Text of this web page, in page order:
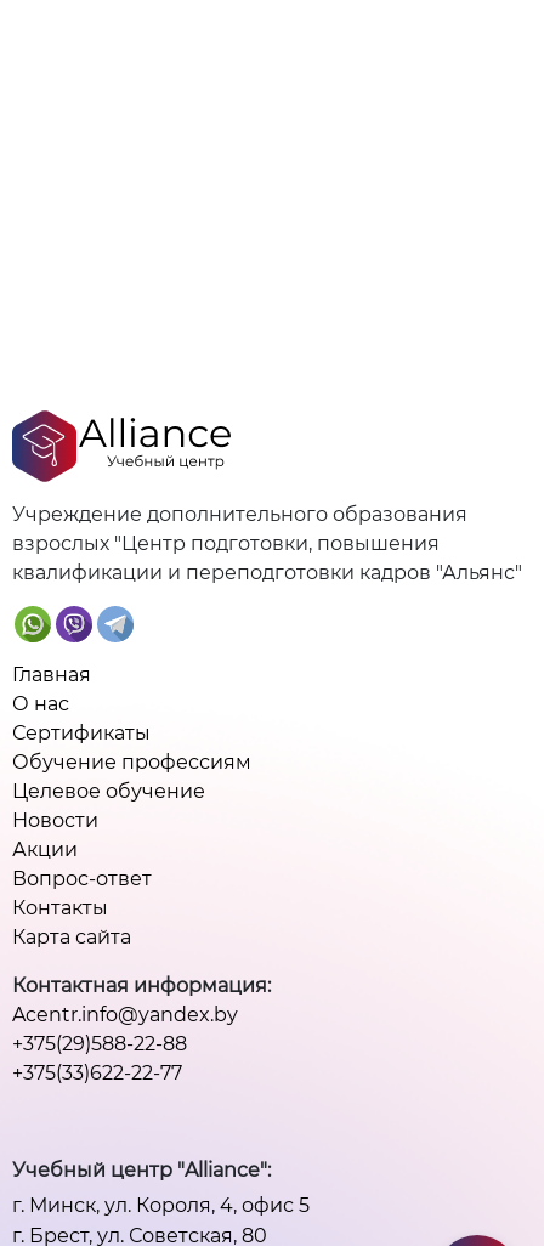
Учреждение дополнительного образования
взрослых "Центр подготовки, повышения
квалификации и переподготовки кадров "Альянс"
Главная
О нас
Сертификаты
Обучение профессиям
Целевое обучение
Новости
Акции
Вопрос-ответ
Контакты
Карта сайта
Контактная информация:
Acentr.info@yandex.by
+375(29)588-22-88
+375(33)622-22-77
Учебный центр "Alliance":
г. Минск, ул. Короля, 4, офис 5
г. Брест, ул. Советская, 80